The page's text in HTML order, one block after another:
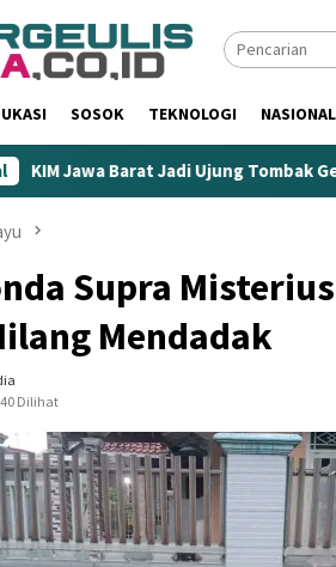
SOSOK TEKNOLOGI NASIONAL
Barat Jadi Ujung Tombak Gempur
Supra
Mendadak
Dilihat